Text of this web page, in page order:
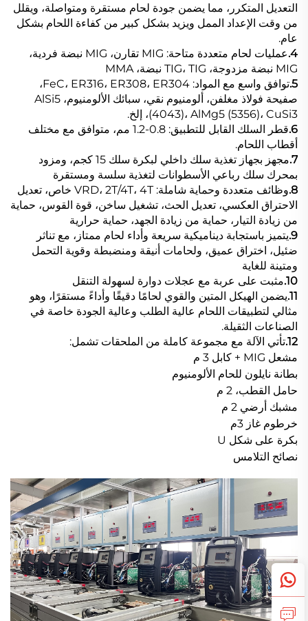
التعديل المتكرر، مما يضمن جودة لحام مستقرة ومتواصلة، ويقلل
من وقت الإعداد الممل ويزيد بشكل كبير من كفاءة اللحام بشكل
عام.
4.
عمليات لحام متعددة متاحة: MIG تقارن، MIG نبضة فردية،
MIG نبضة مزدوجة، TIG، TIG نبضة، MMA
5.
توافق واسع مع المواد: FeC، ER316، ER308، ER304،
صفيحة فولاذ مغلفن، ألومنيوم نقي، سبائك الألومنيوم، AlSi5
(4043)، AlMg5 (5356)، CuSi3، إلخ.
6.
قطر السلك القابل للتطبيق: 0.8-1.2 مم، متوافق مع مختلف
أقطاب اللحام.
7.
مجهز بجهاز تغذية سلك داخلي لبكرة سلك 15 كجم، ومزود
بمحرك سلك رباعي الأسطوانات لتغذية سلسة ومستقرة
8.
وظائف متعددة وحماية شاملة: VRD، 2T/4T، 4T خاص، تعديل
الاحتراق العكسي، تعديل الحث، تشغيل ساخن، قوة القوس، حماية
من زيادة التيار، حماية من زيادة الجهد، حماية حرارية
9. يتميز باستجابة ديناميكية سريعة وأداء لحام ممتاز، مع تناثر
ضئيل، اختراق عميق، ولحامات أنيقة ومنضبطة وقوية التحمل
ومتينة للغاية
10. مثبت على عربة مع عجلات دوارة لسهولة التنقل
11. يضمن الهيكل المتين والقوي لحامًا دقيقًا وأداءً مستقرًا، وهو
مثالي لتطبيقات اللحام عالية الطلب وعالية الجودة خاصة في
الصناعات الثقيلة.
12.تأتي الآلة مع مجموعة كاملة من الملحقات تشمل:
مشعل MIG + كابل 3 م
بطانة نايلون للحام الألومنيوم
حامل القطب، 2 م
مشبك أرضي 2 م
خرطوم غاز 3م
بكرة على شكل U
نصائح التلامس